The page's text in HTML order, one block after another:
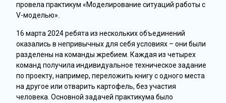
провела практикум «Моделирование ситуаций работы с
V-моделью».
16 марта 2024 ребята из нескольких объединений
оказались в непривычных для себя условиях – они были
разделены на команды жребием. Каждая из четырех
команд получила индивидуальное техническое задание
по проекту, например, переложить книгу с одного места
на другое или отварить картофель, без участия
человека. Основной задачей практикума было